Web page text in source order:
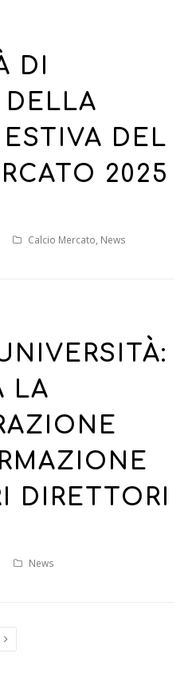
DI
DELLA
DEL
2025
Calcio Mercato, News
LA
DIRETTORI
News
Next